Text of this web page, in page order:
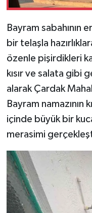
Bayram sabahının
bir telaşla
özenle pişirdikleri
kısır ve salata gibi
alarak Çardak
Bayram namazının
içinde büyük bir
merasimi